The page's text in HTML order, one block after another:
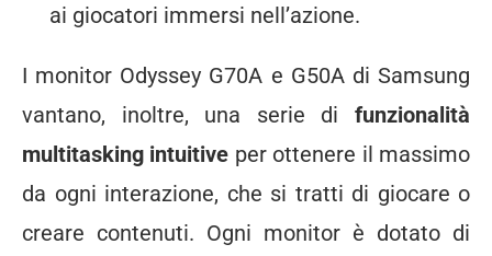
ai giocatori immersi nell’azione.
I monitor Odyssey G70A e G50A di Samsung
vantano, inoltre, una serie di funzionalità
multitasking intuitive per ottenere il massimo
da ogni interazione, che si tratti di giocare o
creare contenuti. Ogni monitor è dotato di